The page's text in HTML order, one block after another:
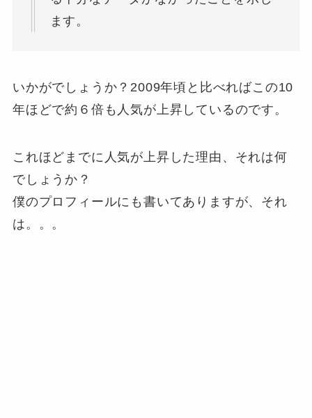
ます。
いかがでしょうか？2009年頃と比べればこの10
年ほどで約６倍も人気が上昇しているのです。
これほどまでに人気が上昇した理由、それは何
でしょうか？
僕のプロフィールにも書いてありますが、それ
は。。。